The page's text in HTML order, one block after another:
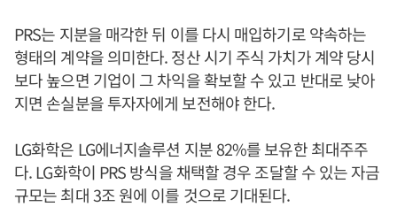
PRS는 지분을 매각한 뒤 이를 다시 매입하기로 약속하는
형태의 계약을 의미한다. 정산 시기 주식 가치가 계약 당시
보다 높으면 기업이 그 차익을 확보할 수 있고 반대로 낮아
지면 손실분을 투자자에게 보전해야 한다.
LG화학은 LG에너지솔루션 지분 82%를 보유한 최대주주
다. LG화학이 PRS 방식을 채택할 경우 조달할 수 있는 자금
규모는 최대 3조 원에 이를 것으로 기대된다.